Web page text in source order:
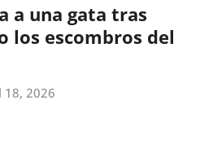
a una gata tras
los escombros del
18, 2026